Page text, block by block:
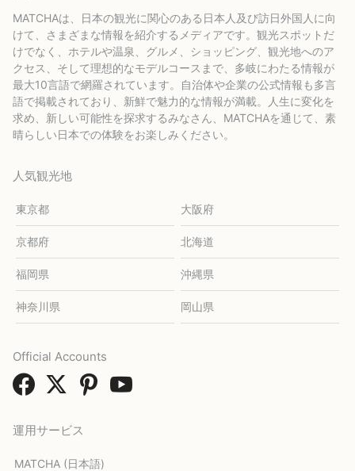
MATCHAは、日本の観光に関心のある日本人及び訪日外国人に向
けて、さまざまな情報を紹介するメディアです。観光スポットだ
けでなく、ホテルや温泉、グルメ、ショッピング、観光地へのア
クセス、そして理想的なモデルコースまで、多岐にわたる情報が
最大10言語で網羅されています。自治体や企業の公式情報も多言
語で掲載されており、新鮮で魅力的な情報が満載。人生に変化を
求め、新しい可能性を探求するみなさん、MATCHAを通じて、素
晴らしい日本での体験をお楽しみください。
人気観光地
東京都 大阪府
京都府 北海道
福岡県 沖縄県
神奈川県 岡山県
運用サービス
MATCHA (日本語)
Official Accounts